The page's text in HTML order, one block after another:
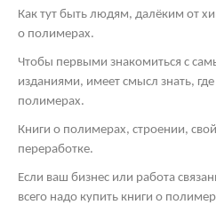
Как тут быть людям, далёким от
о полимерах.
Чтобы первыми знакомиться с
изданиями, имеет смысл знать,
полимерах.
Книги о полимерах, строении,
переработке.
Если ваш бизнес или работа
всего надо купить книги о